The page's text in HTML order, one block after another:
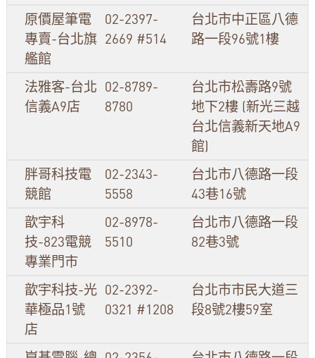
原價屋筆電
專賣-台北旗
艦館
02-2397-
2669 #514
台北市中正區八德
路一段96號1樓
法雅客-台北
信義A9店
02-8789-
8780
台北市松壽路9號
地下2樓 (新光三越
台北信義新天地A9
館)
胖哥科技電
競館
02-2343-
5558
台北市八德路一段
43巷16號
歆宇科
技-823電競
專業門市
02-8978-
5510
台北市八德路一段
82巷3號
歆宇科技-光
華極品1號
店
02-2392-
0321 #1208
台北市市民大道三
段8號2樓59室